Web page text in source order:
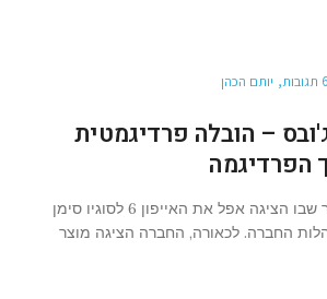
6 תגובות יותם הכהן
– הובלה פרדיגמטית
הפרדיגמה
הכנס בשבוע שעבר שבו הציגה אפל את האייפון 6 לסוגיו סימן
החברה. לכאורה, החברה הציגה מוצר